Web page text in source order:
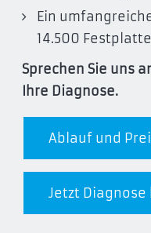
Ein
14.500
Sprechen Sie uns
Ihre Diagnose.
Ablauf und
Jetzt